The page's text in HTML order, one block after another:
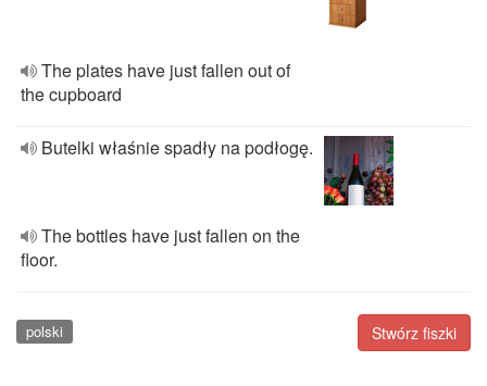
The plates have just fallen out of
the cupboard
Butelki właśnie spadły na podłogę.
The bottles have just fallen on the
floor.
Stwórz fiszki
polski